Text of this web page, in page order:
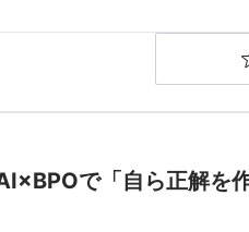
で「自ら正解を